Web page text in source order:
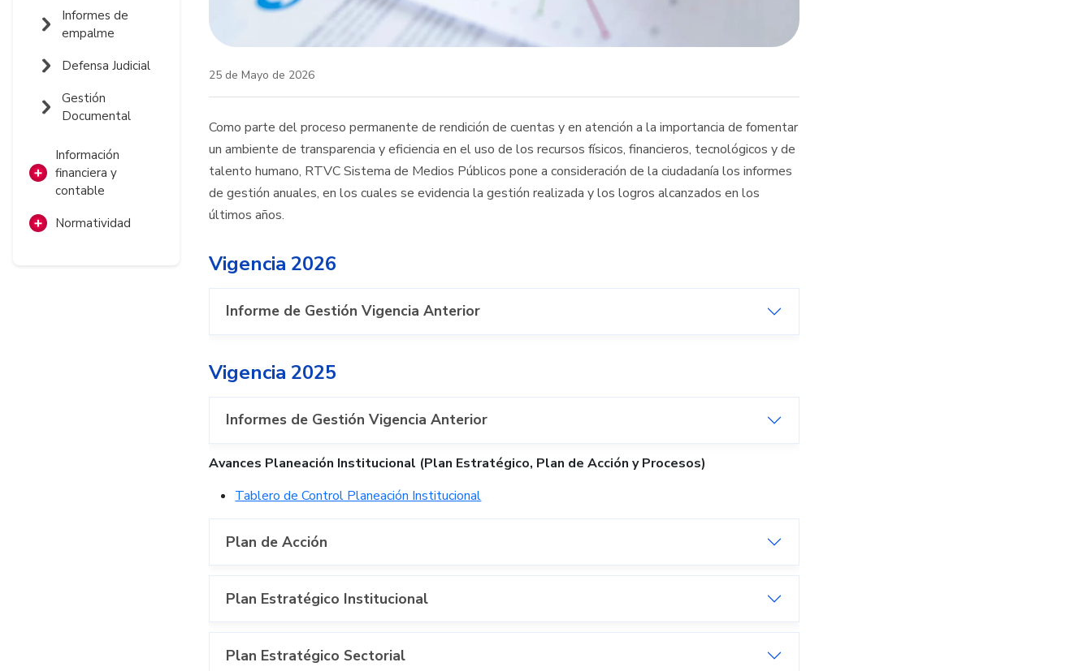
Comunicación e
Estratégica
Relacionamiento
con el Ciudadano
Gestión de
Conocimiento y la
Innovación
Gestión Jurídica
Gestión
Gestión Financiera
Gestión
Administrativa
Tecnologías de la
Misionales
Televisión
Radio
Contenidos
Digitales
Gestión de
Tecnológica de
Servicios
Procesos de
Evaluación
Estratégico
Control
Disciplinario
Informes de
empalme
Defensa Judicial
Gestión
Documental
Información
financiera y
contable
Presupuesto en
Normatividad
25 de Mayo de 2026
Como parte del proceso permanente de rendición de cuentas y en atención a la importancia de fomentar
un ambiente de transparencia y eficiencia en el uso de los recursos físicos, financieros, tecnológicos y de
talento humano, RTVC Sistema de Medios Públicos pone a consideración de la ciudadanía los informes
de gestión anuales, en los cuales se evidencia la gestión realizada y los logros alcanzados en los
últimos años.
Vigencia 2026
Informe de Gestión Vigencia Anterior
Vigencia 2025
Informes de Gestión Vigencia Anterior
Avances Planeación Institucional (Plan Estratégico, Plan de Acción y Procesos)
Tablero de Control Planeación Institucional
Plan de Acción
Plan Estratégico Institucional
Plan Estratégico Sectorial